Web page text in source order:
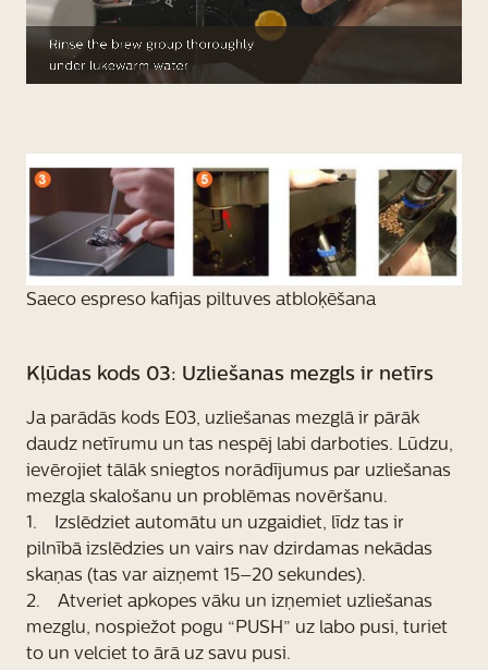
Saeco espreso kafijas piltuves atbloķēšana
Kļūdas kods 03: Uzliešanas mezgls ir netīrs
Ja parādās kods E03, uzliešanas mezglā ir pārāk
daudz netīrumu un tas nespēj labi darboties. Lūdzu,
ievērojiet tālāk sniegtos norādījumus par uzliešanas
mezgla skalošanu un problēmas novēršanu.
1. Izslēdziet automātu un uzgaidiet, līdz tas ir
pilnībā izslēdzies un vairs nav dzirdamas nekādas
skaņas (tas var aizņemt 15–20 sekundes).
2. Atveriet apkopes vāku un izņemiet uzliešanas
mezglu, nospiežot pogu “PUSH” uz labo pusi, turiet
to un velciet to ārā uz savu pusi.